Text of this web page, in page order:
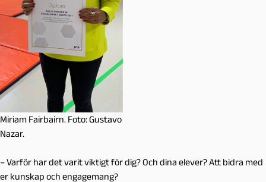
Miriam Fairbairn. Foto: Gustavo
Nazar.
– Varför har det varit viktigt för dig? Och dina elever? Att bidra med
er kunskap och engagemang?